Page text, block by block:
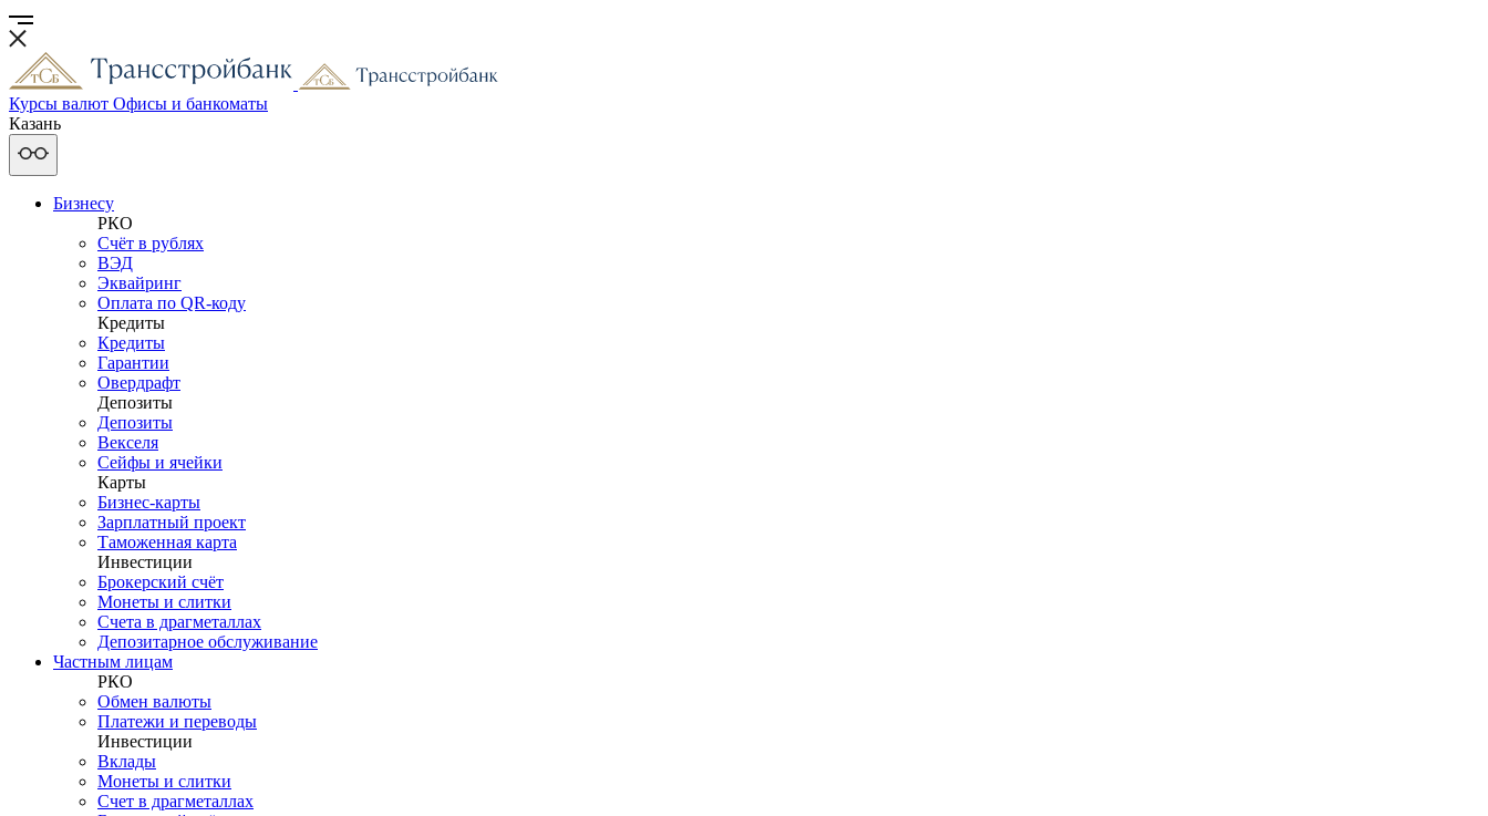
Курсы валют Офисы и банкоматы
Казань
Бизнесу
РКО
Счёт в рублях
ВЭД
Эквайринг
Оплата по QR-коду
Кредиты
Кредиты
Гарантии
Овердрафт
Депозиты
Депозиты
Векселя
Сейфы и ячейки
Карты
Бизнес-карты
Зарплатный проект
Таможенная карта
Инвестиции
Брокерский счёт
Монеты и слитки
Счета в драгметаллах
Депозитарное обслуживание
Частным лицам
РКО
Обмен валюты
Платежи и переводы
Инвестиции
Вклады
Монеты и слитки
Счет в драгметаллах